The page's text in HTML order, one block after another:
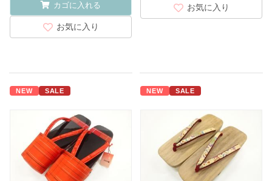
カゴに入れる
お気に入り
お気に入り
NEW SALE NEW SALE